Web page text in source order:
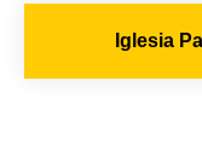
Iglesia